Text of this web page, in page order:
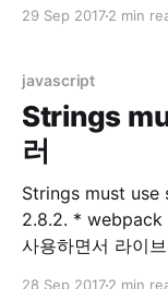
입니다. Bootstrap 4 에는 기존에 있던 Glyphicons 가 사
서 기존 Glyphicons
29 Sep 20172 min
javascript
Strings
러
Strings must use
2.8.2. * webpack 2.6.1 * eslint 3.19.0 문제점 Vuejs를
사용하면서 라이
28 Sep 20172 min